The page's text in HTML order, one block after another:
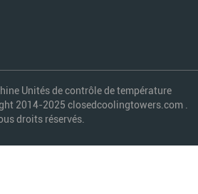
Unités de contrôle de température
2014-2025 closedcoolingtowers.com .
droits réservés.